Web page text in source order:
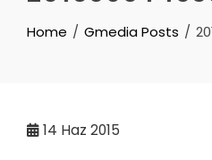
Home Gmedia Posts
14 Haz 2015